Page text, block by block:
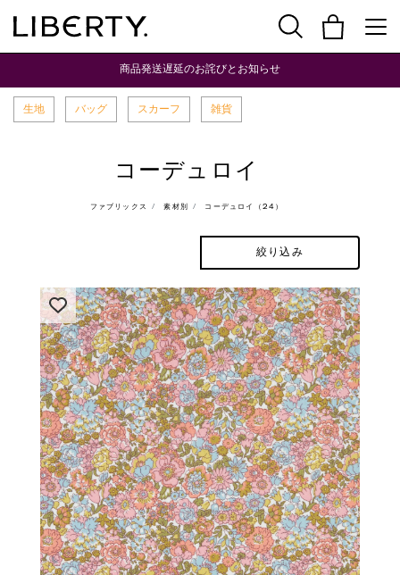
商品発送遅延のお詫びとお知らせ
生地 バッグ スカーフ 雑貨
コーデュロイ
ファブリックス 素材別 コーデュロイ（24）
絞り込み